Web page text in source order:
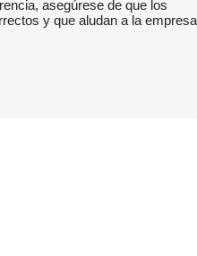
asegúrese de que los
y que aludan a la empresa